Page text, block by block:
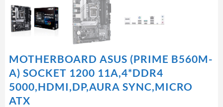
MOTHERBOARD ASUS (PRIME B560M-
A) SOCKET 1200 11A,4*DDR4
5000,HDMI,DP,AURA SYNC,MICRO
ATX